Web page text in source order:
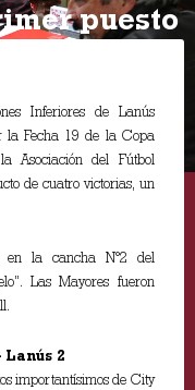
puesto
Inferiores de Lanús
la Fecha 19 de la Copa
Asociación del Fútbol
de cuatro victorias, un
en la cancha N°2 del
Las Mayores fueron
Lanús 2
importantísimos de City